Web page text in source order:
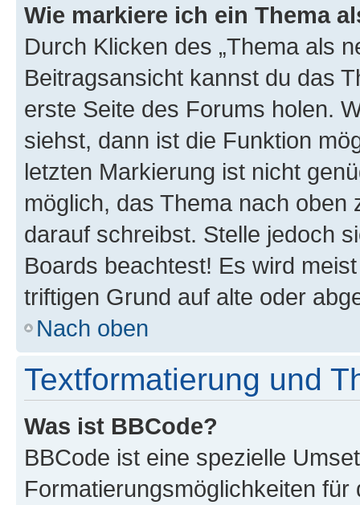
Wie markiere ich ein Thema
Durch Klicken des „Thema als
Beitragsansicht kannst du das
erste Seite des Forums holen.
siehst, dann ist die Funktion
letzten Markierung ist nicht
möglich, das Thema nach oben
darauf schreibst. Stelle jedoch
Boards beachtest! Es wird
triftigen Grund auf alte oder
Nach oben
Textformatierung und
Was ist BBCode?
BBCode ist eine spezielle
Formatierungsmöglichkeiten